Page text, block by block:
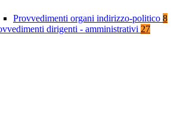
Provvedimenti organi indirizzo-politico 8
dirigenti - amministrativi 27